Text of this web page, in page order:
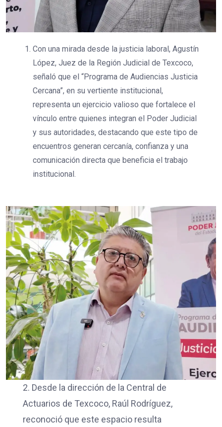
Con una mirada desde la justicia laboral, Agustín
López, Juez de la Región Judicial de Texcoco,
señaló que el “Programa de Audiencias Justicia
Cercana”, en su vertiente institucional,
representa un ejercicio valioso que fortalece el
vínculo entre quienes integran el Poder Judicial
y sus autoridades, destacando que este tipo de
encuentros generan cercanía, confianza y una
comunicación directa que beneficia el trabajo
institucional.
2. Desde la dirección de la Central de
Actuarios de Texcoco, Raúl Rodríguez,
reconoció que este espacio resulta